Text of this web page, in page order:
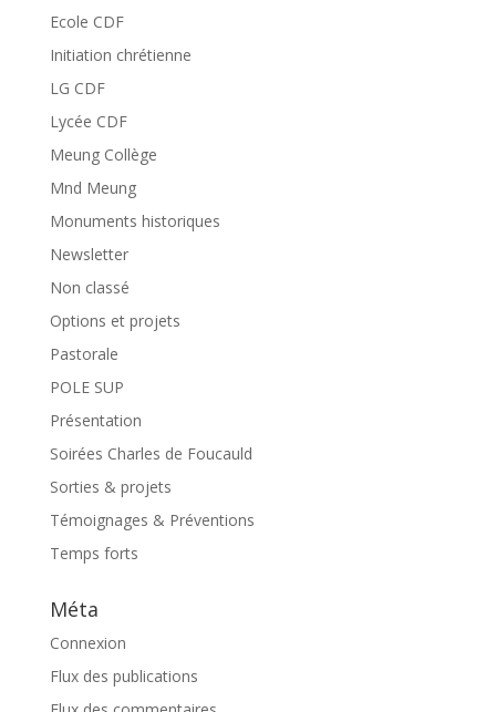
Ecole CDF
Initiation chrétienne
LG CDF
Lycée CDF
Meung Collège
Mnd Meung
Monuments historiques
Newsletter
Non classé
Options et projets
Pastorale
POLE SUP
Présentation
Soirées Charles de Foucauld
Sorties & projets
Témoignages & Préventions
Temps forts
Méta
Connexion
Flux des publications